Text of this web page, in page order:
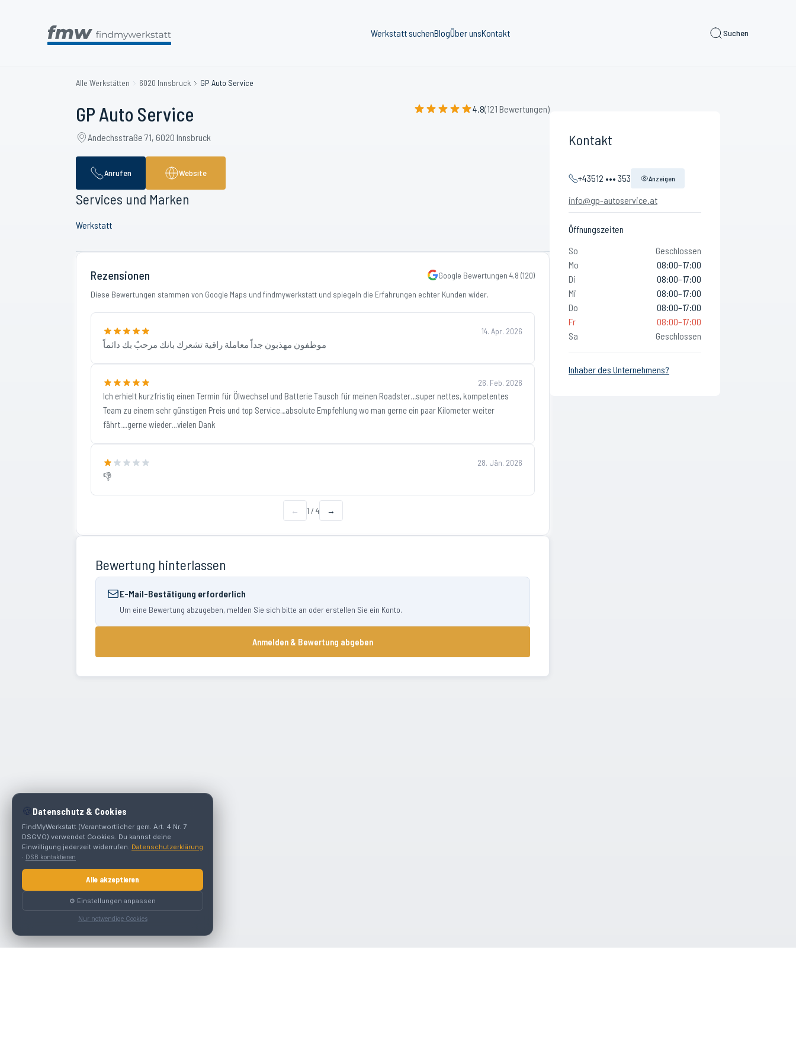
Werkstatt suchenBlogÜber unsKontakt Suchen
Alle Werkstätten 6020 Innsbruck GP Auto Service
GP Auto Service 4.8(121 Bewertungen)
Andechsstraße 71, 6020 Innsbruck
Anrufen Website
Services und Marken
Werkstatt
Rezensionen Google Bewertungen 4.8 (120)
Diese Bewertungen stammen von Google Maps und findmywerkstatt und spiegeln die Erfahrungen echter Kunden wider.
14. Apr. 2026
موظفون مهذبون جداً معاملة راقية تشعرك بانك مرحبٌ بك دائماً
26. Feb. 2026
Ich erhielt kurzfristig einen Termin für Ölwechsel und Batterie Tausch für meinen Roadster…super nettes, kompetentes
Team zu einem sehr günstigen Preis und top Service…absolute Empfehlung wo man gerne ein paar Kilometer weiter
fährt….gerne wieder…vielen Dank
28. Jän. 2026
👎
← 1 / 4 →
Bewertung hinterlassen
E-Mail-Bestätigung erforderlich
Um eine Bewertung abzugeben, melden Sie sich bitte an oder erstellen Sie ein Konto.
Anmelden & Bewertung abgeben
Kontakt
+43512 ••• 353 Anzeigen
info@gp-autoservice.at
Öffnungszeiten
So
Geschlossen
Mo
08:00–17:00
Di
08:00–17:00
Mi
08:00–17:00
Do
08:00–17:00
Fr
08:00–17:00
Sa
Geschlossen
Inhaber des Unternehmens?
🍪 Datenschutz & Cookies
FindMyWerkstatt (Verantwortlicher gem. Art. 4 Nr. 7
DSGVO) verwendet Cookies. Du kannst deine
Einwilligung jederzeit widerrufen. Datenschutzerklärung
· DSB kontaktieren
Alle akzeptieren
⚙️ Einstellungen anpassen
Nur notwendige Cookies